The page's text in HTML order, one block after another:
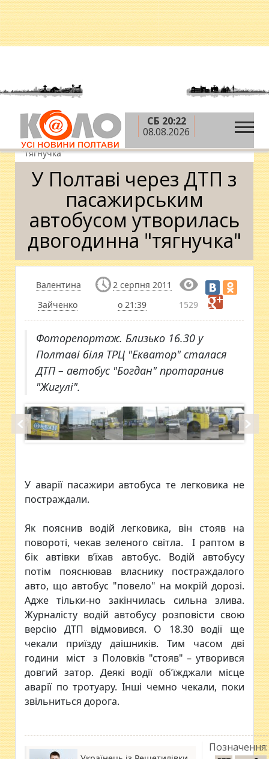
СБ 20:22
08.08.2026
Головна » Новини »
У Полтаві через ДТП з
пасажирським автобусом утворилась двогодинна
"тягнучка"
У Полтаві через ДТП з
пасажирським
автобусом утворилась
двогодинна "тягнучка"
Валентина
Зайченко
2 серпня 2011
о 21:39
1529
Фоторепортаж. Близько 16.30 у
Полтаві біля ТРЦ "Екватор" сталася
ДТП – автобус "Богдан" протаранив
"Жигулі".
У аварії пасажири автобуса те легковика не
постраждали.
Як пояснив водій легковика, він стояв на
повороті, чекав зеленого світла. І раптом в
бік автівки в’їхав автобус. Водій автобусу
потім пояснював власнику постраждалого
авто, що автобус "повело" на мокрій дорозі.
Адже тільки-но закінчилась сильна злива.
Журналісту водій автобусу розповісти свою
версію ДТП відмовився. О 18.30 водії ще
чекали приїзду даішників. Тим часом дві
години міст з Половків "стояв" – утворився
довгий затор. Деякі водії об’їжджали місце
аварії по тротуару. Інші чемно чекали, поки
звільниться дорога.
Позначення: